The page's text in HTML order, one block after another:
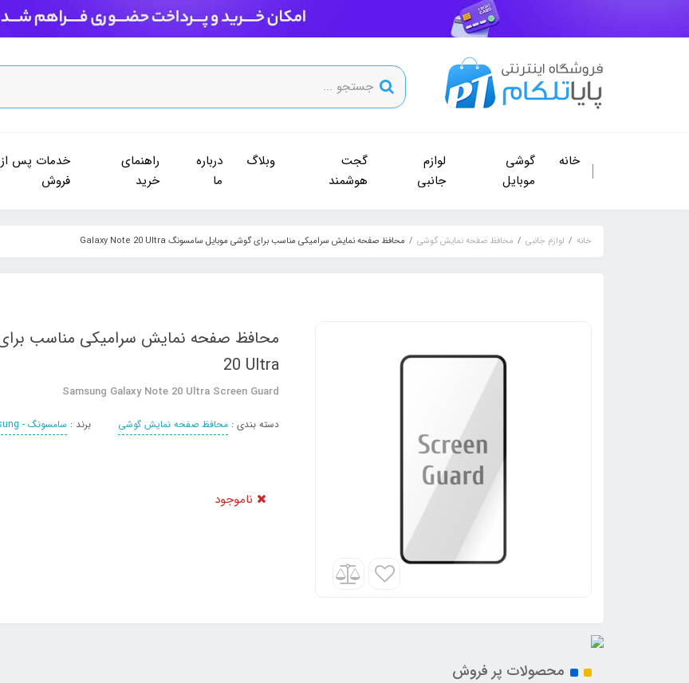
خانه
گوشی
موبایل
لوازم
جانبی
گجت
هوشمند
وبلاگ
درباره
ما
راهنمای
خرید
خدمات پس از
فروش
خانه لوازم جانبی محافظ صفحه نمایش گوشی محافظ صفحه نمایش سرامیکی مناسب برای گوشی موبایل سامسونگ Galaxy Note 20 Ultra
20 Ultra
Samsung Galaxy Note 20 Ultra Screen Guard
دسته بندی : محافظ صفحه نمایش گوشی برند : سامسونگ - samsung
ناموجود
محصولات پر فروش